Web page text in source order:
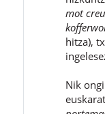
mot
hitza),
Nik